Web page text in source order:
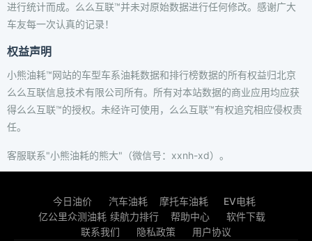
进行统计而成。么么互联™并未对原始数据进行任何修改。感谢广大
车友每一次认真的记录！
权益声明
小熊油耗™网站的车型车系油耗数据和排行榜数据的所有权益归北京
么么互联信息技术有限公司所有。所有对本站数据的商业应用均应获
得么么互联™的授权。未经许可使用，么么互联™有权追究相应侵权责
任。
客服联系"小熊油耗的熊大"（微信号：xxnh-xd）。
今日油价 汽车油耗 摩托车油耗
EV电耗
亿公里众测油耗 续航力排行 帮助中心
软件下载
联系我们
隐私政策 用户协议